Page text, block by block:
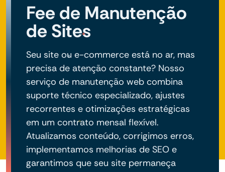
Fee de Manutenção
de Sites
Seu site ou e-commerce está no ar, mas
precisa de atenção constante? Nosso
serviço de manutenção web combina
suporte técnico especializado, ajustes
recorrentes e otimizações estratégicas
em um contrato mensal flexível.
Atualizamos conteúdo, corrigimos erros,
implementamos melhorias de SEO e
garantimos que seu site permaneça